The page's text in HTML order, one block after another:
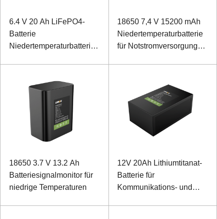
6.4 V 20 Ah LiFePO4-
Batterie
Niedertemperaturbatterie
18650 7,4 V 15200 mAh
Niedertemperaturbatterie
für Notstromversorgung
18650 3.7 V 13.2 Ah
Batteriesignalmonitor für
niedrige Temperaturen
12V 20Ah Lithiumtitanat-
Batterie für
Kommunikations- und